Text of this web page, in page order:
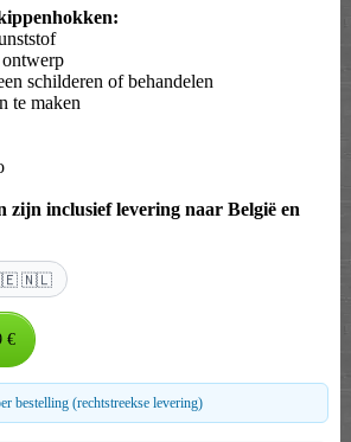
schilderen of behandelen
te maken
zijn inclusief levering naar België en
🇧🇪 🇳🇱
bestelling (rechtstreekse levering)